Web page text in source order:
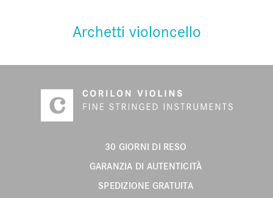
Archetti violoncello
30 GIORNI DI RESO
GARANZIA DI AUTENTICITÀ
SPEDIZIONE GRATUITA